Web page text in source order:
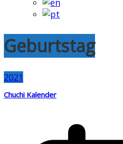
Geburtstag
2021
Chuchi Kalender